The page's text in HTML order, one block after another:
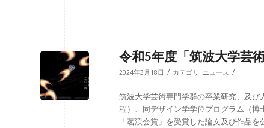
令和5年度「筑波大学芸
2024年3月18日 / カテゴリ: ニュース /
筑波大学芸術専門学群の卒業研究、及
程）、同デザイン学学位プログラム（博
「茗渓会賞」を受賞した論文及び作品